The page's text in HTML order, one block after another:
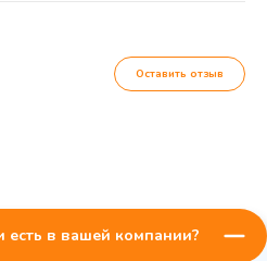
Оставить отзыв
есть в вашей компании?